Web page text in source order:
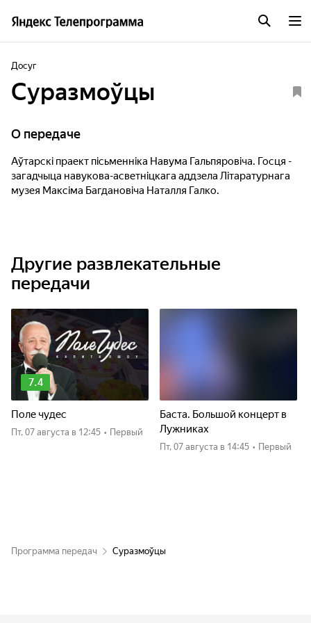
Досуг
Суразмоўцы
О передаче
Аўтарскі праект пісьменніка Навума Гальпяровіча. Госця -
загадчыца навукова-асветніцкага аддзела Літаратурнага
музея Максіма Багдановіча Наталля Галко.
Другие развлекательные
передачи
7.4
Поле чудес
пт, 07 августа в 12:45 • Первый
Баста. Большой концерт в
Лужниках
пт, 07 августа в 14:45 • Первый
Программа передач Суразмоўцы